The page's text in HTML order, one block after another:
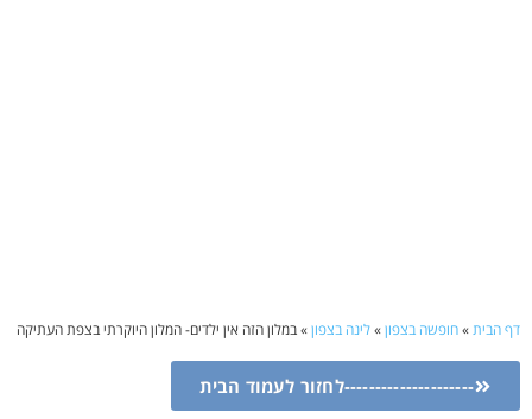
דף הבית»חופשה בצפון»לינה בצפון»במלון הזה אין ילדים- המלון היוקרתי בצפת העתיקה
---------------------לחזור לעמוד הבית